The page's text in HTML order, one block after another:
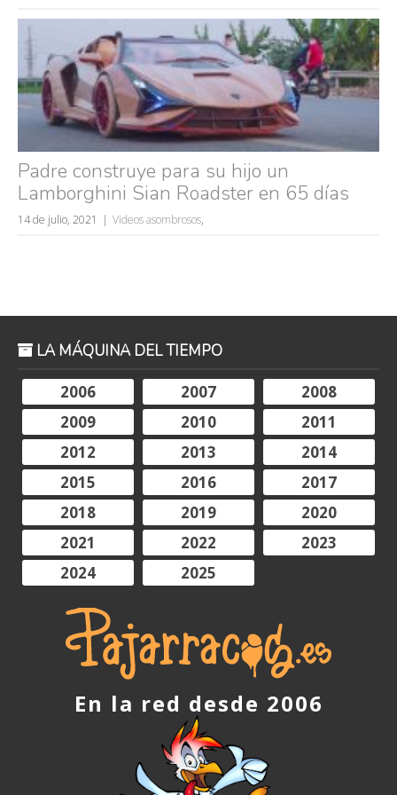
Padre construye para su hijo un
Lamborghini Sian Roadster en 65 días
14 de julio, 2021 Videos asombrosos,
LA MÁQUINA DEL TIEMPO
2006
2007
2008
2009
2010
2011
2012
2013
2014
2015
2016
2017
2018
2019
2020
2021
2022
2023
2024
2025
En la red desde 2006